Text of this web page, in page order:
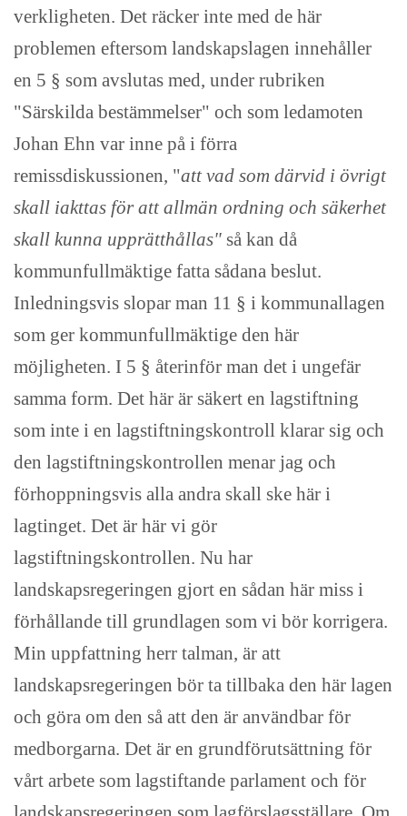
verkligheten. Det räcker inte med de här
problemen eftersom landskapslagen innehåller
en 5 § som avslutas med, under rubriken
"Särskilda bestämmelser" och som ledamoten
Johan Ehn var inne på i förra
remissdiskussionen, "att vad som därvid i övrigt
skall iakttas för att allmän ordning och säkerhet
skall kunna upprätthållas" så kan då
kommunfullmäktige fatta sådana beslut.
Inledningsvis slopar man 11 § i kommunallagen
som ger kommunfullmäktige den här
möjligheten. I 5 § återinför man det i ungefär
samma form. Det här är säkert en lagstiftning
som inte i en lagstiftningskontroll klarar sig och
den lagstiftningskontrollen menar jag och
förhoppningsvis alla andra skall ske här i
lagtinget. Det är här vi gör
lagstiftningskontrollen. Nu har
landskapsregeringen gjort en sådan här miss i
förhållande till grundlagen som vi bör korrigera.
Min uppfattning herr talman, är att
landskapsregeringen bör ta tillbaka den här lagen
och göra om den så att den är användbar för
medborgarna. Det är en grundförutsättning för
vårt arbete som lagstiftande parlament och för